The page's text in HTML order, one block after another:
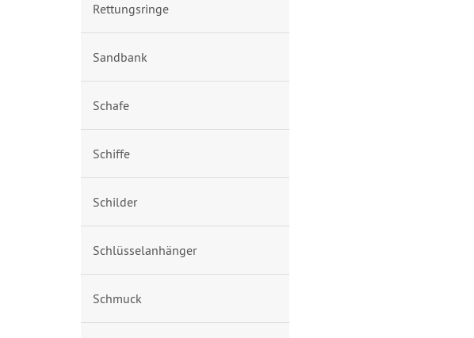
Rettungsringe
Sandbank
Schafe
Schiffe
Schilder
Schlüsselanhänger
Schmuck